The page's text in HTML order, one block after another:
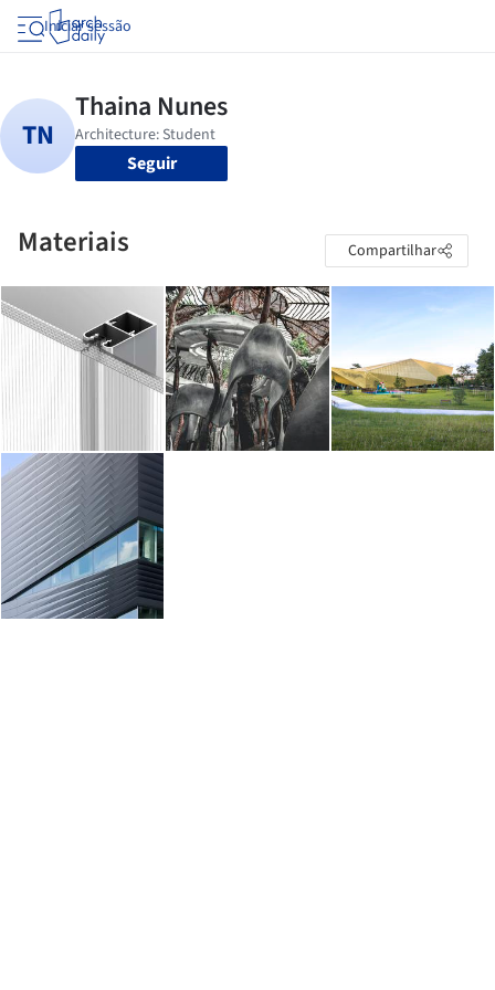
Iniciar sessão
Seguir
Materiais Compartilhar